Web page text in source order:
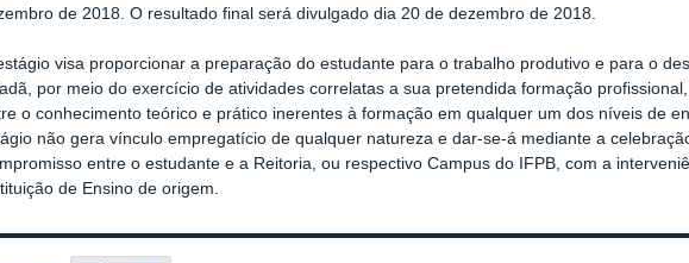
de 2018. O resultado final será divulgado dia 20 de dezembro de 2018.
visa proporcionar a preparação do estudante para o trabalho produtivo e para o
por meio do exercício de atividades correlatas a sua pretendida formação
o conhecimento teórico e prático inerentes à formação em qualquer um dos níveis de
não gera vínculo empregatício de qualquer natureza e dar-se-á mediante a
entre o estudante e a Reitoria, ou respectivo Campus do IFPB, com a
de Ensino de origem.